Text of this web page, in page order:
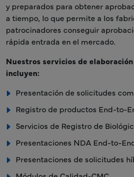
y preparados para obtener
a tiempo, lo que permite a los
patrocinadores conseguir
rápida entrada en el mercado.
Nuestros servicios de
incluyen:
Presentación de solicitudes
Registro de productos End-to-
Servicios de Registro de
Presentaciones NDA End-to-
Presentaciones de solicitudes